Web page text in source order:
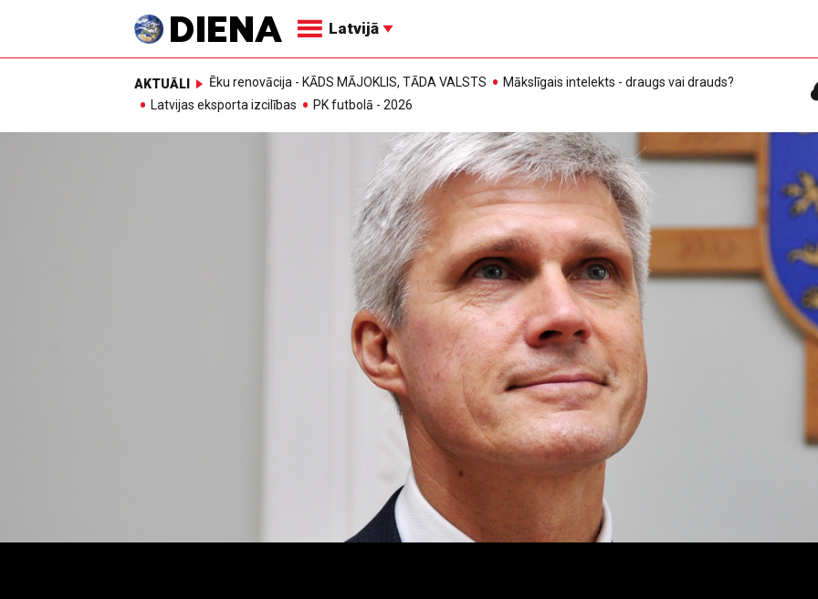
Latvijā
AKTUĀLI Ēku renovācija - KĀDS MĀJOKLIS, TĀDA VALSTS
Mākslīgais intelekts - draugs vai drauds?
Latvijas eksporta izcilības
PK futbolā - 2026